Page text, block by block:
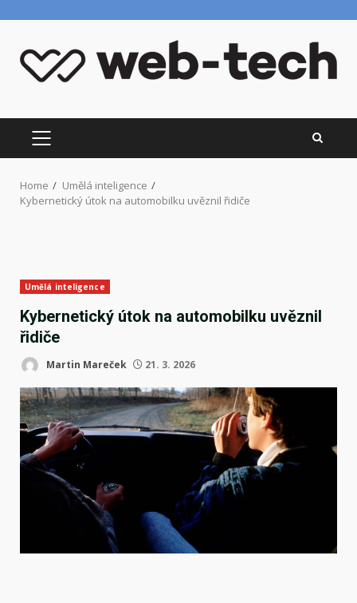
content
PRIMARY
MENU
Home
Umělá inteligence
Kybernetický útok na automobilku uvěznil řidiče
Umělá inteligence
Kybernetický útok na automobilku uvěznil
řidiče
Martin Mareček 21. 3. 2026